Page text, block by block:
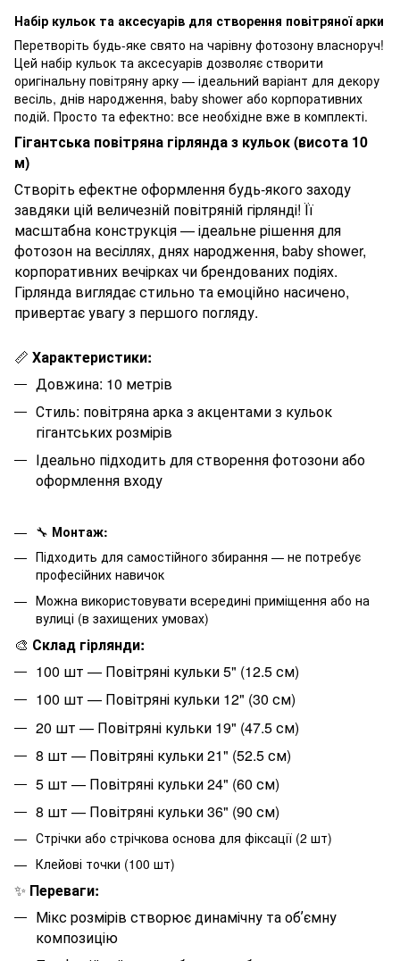
Набір кульок та аксесуарів для створення повітряної арки
Перетворіть будь-яке свято на чарівну фотозону власноруч!
Цей набір кульок та аксесуарів дозволяє створити
оригінальну повітряну арку — ідеальний варіант для декору
весіль, днів народження, baby shower або корпоративних
подій. Просто та ефектно: все необхідне вже в комплекті.
Гігантська повітряна гірлянда з кульок (висота 10
м)
Створіть ефектне оформлення будь-якого заходу
завдяки цій величезній повітряній гірлянді! Її
масштабна конструкція — ідеальне рішення для
фотозон на весіллях, днях народження, baby shower,
корпоративних вечірках чи брендованих подіях.
Гірлянда виглядає стильно та емоційно насичено,
привертає увагу з першого погляду.
📏 Характеристики:
Довжина: 10 метрів
Стиль: повітряна арка з акцентами з кульок
гігантських розмірів
Ідеально підходить для створення фотозони або
оформлення входу
🔧 Монтаж:
Підходить для самостійного збирання — не потребує
професійних навичок
Можна використовувати всередині приміщення або на
вулиці (в захищених умовах)
🎨 Склад гірлянди:
100 шт — Повітряні кульки 5" (12.5 см)
100 шт — Повітряні кульки 12" (30 см)
20 шт — Повітряні кульки 19" (47.5 см)
8 шт — Повітряні кульки 21" (52.5 см)
5 шт — Повітряні кульки 24" (60 см)
8 шт — Повітряні кульки 36" (90 см)
Стрічки або стрічкова основа для фіксації (2 шт)
Клейові точки (100 шт)
✨ Переваги:
Мікс розмірів створює динамічну та обʼємну
композицію